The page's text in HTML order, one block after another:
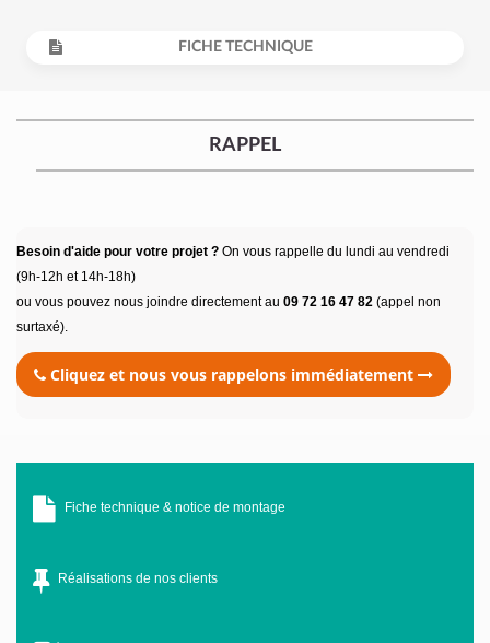
FICHE TECHNIQUE
RAPPEL
Besoin d'aide pour votre projet ? On vous rappelle du lundi au vendredi
(9h-12h et 14h-18h)
ou vous pouvez nous joindre directement au 09 72 16 47 82 (appel non
surtaxé).
Cliquez et nous vous rappelons immédiatement
Fiche technique & notice de montage
Réalisations de nos clients